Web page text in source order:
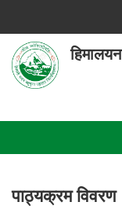
main
content
एक
पाठ्यक्रम विवरण